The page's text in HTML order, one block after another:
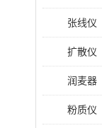
张线仪
扩散仪
润麦器
粉质仪